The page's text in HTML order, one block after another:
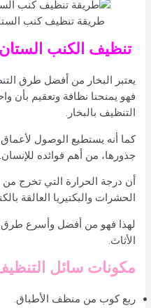
طريقة تنظيف كنب
تنظيف الكنب الستان
يعتبر البخار من أفضل طرق
فهو يمنحنا نظافة وتعقيم بأن
التنظيف بالبخار.
كما أنه يستطيع الوصول
جذورها، من أهم فوائده للإنسان.
أن درجة الحرارة التي تخرج من
الحشرات والبكتيريا العالقة
لهذا فهو من أفضل وأسرع طرق
الأثاث.
مكونات سائل
ربع كوب من منظف الأطباق.